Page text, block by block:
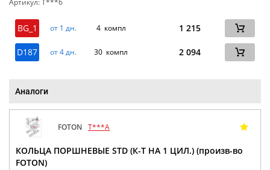
Артикул: T***6
BG_1 от 1 дн. 4 компл 1 215
D187 от 4 дн. 30 компл 2 094
Аналоги
FOTON T***A
КОЛЬЦА ПОРШНЕВЫЕ STD (К-Т НА 1 ЦИЛ.) (произв-во
FOTON)